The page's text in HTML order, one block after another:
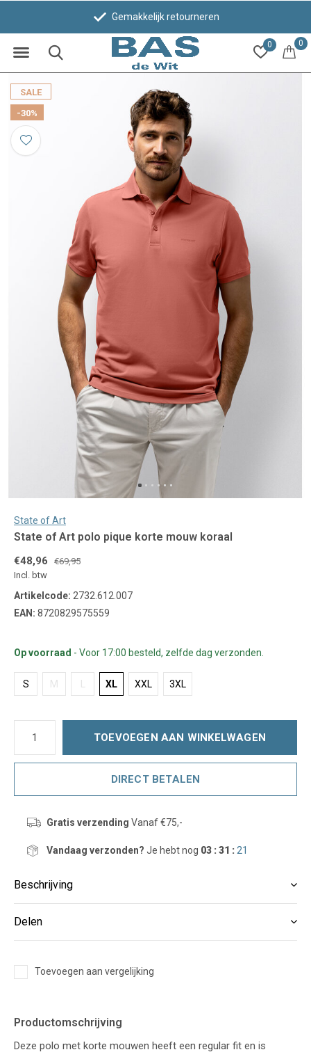
0 0
Gemakkelijk retourneren
SALE
-30%
State of Art
State of Art polo pique korte mouw koraal
€48,96
€69,95
Incl. btw
Artikelcode: 2732.612.007
EAN: 8720829575559
Op voorraad - Voor 17:00 besteld, zelfde dag verzonden.
S M XL XXL 3XL
TOEVOEGEN AAN WINKELWAGEN
DIRECT BETALEN
Gratis verzending Vanaf €75,-
Vandaag verzonden? Je hebt nog 03 : 31 : 20
Beschrijving
Delen
Toevoegen aan vergelijking
Productomschrijving
Deze polo met korte mouwen heeft een regular fit en is